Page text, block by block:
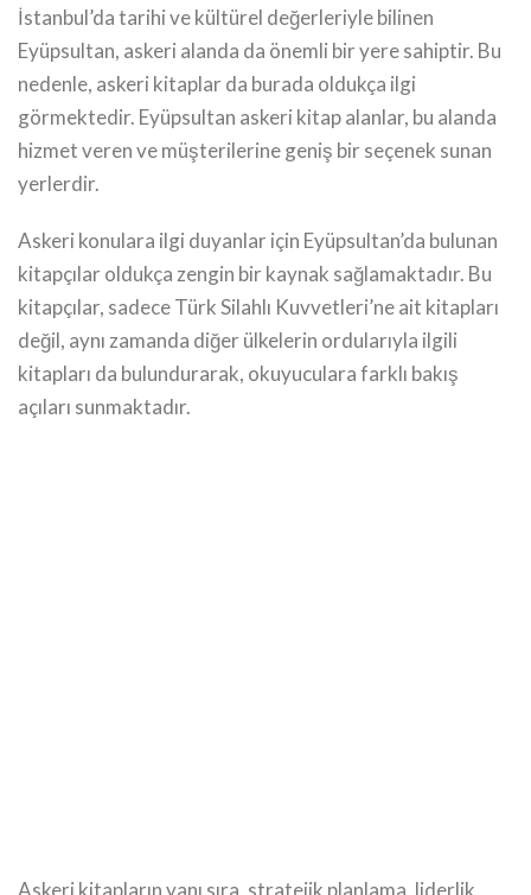
İstanbul’da tarihi ve kültürel değerleriyle bilinen
Eyüpsultan, askeri alanda da önemli bir yere sahiptir. Bu
nedenle, askeri kitaplar da burada oldukça ilgi
görmektedir. Eyüpsultan askeri kitap alanlar, bu alanda
hizmet veren ve müşterilerine geniş bir seçenek sunan
yerlerdir.
Askeri konulara ilgi duyanlar için Eyüpsultan’da bulunan
kitapçılar oldukça zengin bir kaynak sağlamaktadır. Bu
kitapçılar, sadece Türk Silahlı Kuvvetleri’ne ait kitapları
değil, aynı zamanda diğer ülkelerin ordularıyla ilgili
kitapları da bulundurarak, okuyuculara farklı bakış
açıları sunmaktadır.
Askeri kitapların yanı sıra, stratejik planlama, liderlik,